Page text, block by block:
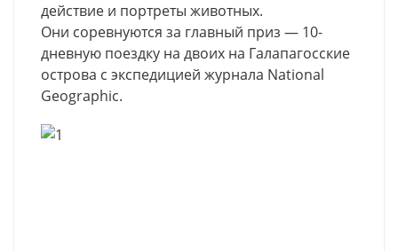
действие и портреты животных.
Они соревнуются за главный приз — 10-
дневную поездку на двоих на Галапагосские
острова с экспедицией журнала National
Geographic.